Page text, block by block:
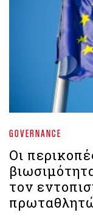
GOVERNANCE
Οι
τον